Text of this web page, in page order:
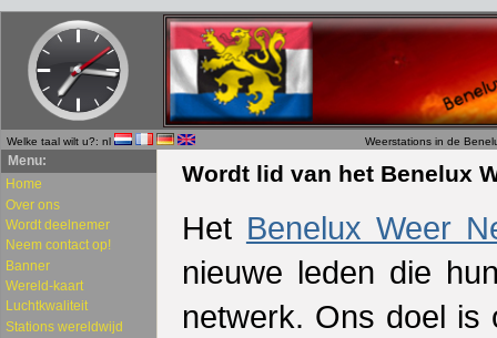
Welke taal wilt u?: nl Weerstations in de
Menu:
Home
Over ons
Wordt deelnemer
Neem contact op!
Banner
Wereld-kaart
Luchtkwaliteit
Stations wereldwijd
Wordt lid van het Benelux
Het Benelux Weer
nieuwe leden die
netwerk. Ons doel is